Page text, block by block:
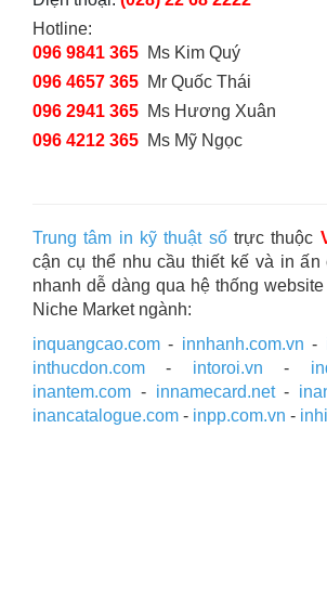
Hotline:
096 9841 365 Ms Kim Quý
096 4657 365 Mr Quốc Thái
096 2941 365 Ms Hương Xuân
096 4212 365 Ms Mỹ Ngọc
Trung tâm in kỹ thuật sốtrực thuộc
cận cụ thể nhu cầu thiết kế và in ấn
nhanh dễ dàng qua hệ thống
Niche Market ngành:
inquangcao.com - innhanh.com.vn -
inthucdon.com - intoroi.vn -
inantem.com - innamecard.net-
inancatalogue.com - inpp.com.vn -